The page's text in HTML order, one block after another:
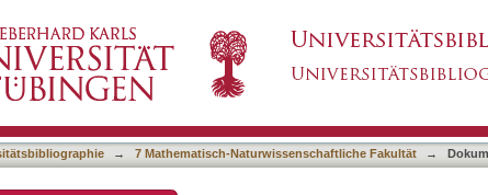
behavioral therapy for pediatric
a manualized sensor-assisted
→ 7 Mathematisch-Naturwissenschaftliche Fakultät →